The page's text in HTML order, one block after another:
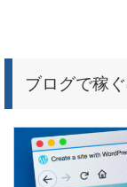
ブログで稼